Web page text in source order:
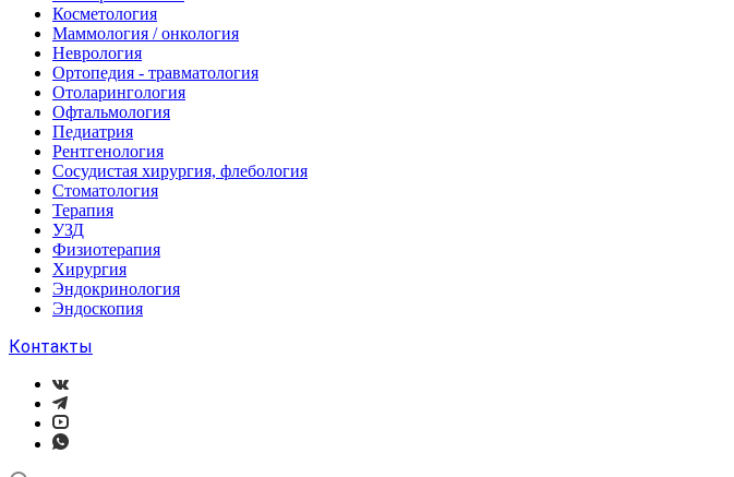
Косметология
Маммология / онкология
Неврология
Ортопедия - травматология
Отоларингология
Офтальмология
Педиатрия
Рентгенология
Сосудистая хирургия, флебология
Стоматология
Терапия
УЗД
Физиотерапия
Хирургия
Эндокринология
Эндоскопия
Контакты